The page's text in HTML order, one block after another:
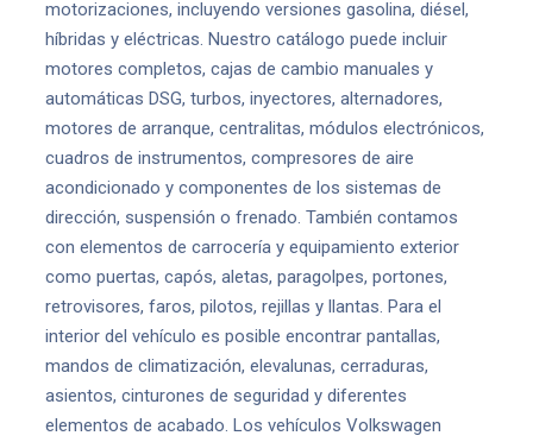
motorizaciones, incluyendo versiones gasolina, diésel,
híbridas y eléctricas. Nuestro catálogo puede incluir
motores completos, cajas de cambio manuales y
automáticas DSG, turbos, inyectores, alternadores,
motores de arranque, centralitas, módulos electrónicos,
cuadros de instrumentos, compresores de aire
acondicionado y componentes de los sistemas de
dirección, suspensión o frenado. También contamos
con elementos de carrocería y equipamiento exterior
como puertas, capós, aletas, paragolpes, portones,
retrovisores, faros, pilotos, rejillas y llantas. Para el
interior del vehículo es posible encontrar pantallas,
mandos de climatización, elevalunas, cerraduras,
asientos, cinturones de seguridad y diferentes
elementos de acabado. Los vehículos Volkswagen